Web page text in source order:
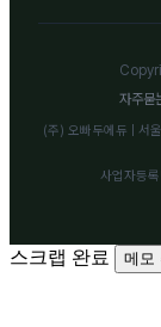
자주묻
(주) 오빠두에듀 | 서
사업자등
스크랩 완료 메모